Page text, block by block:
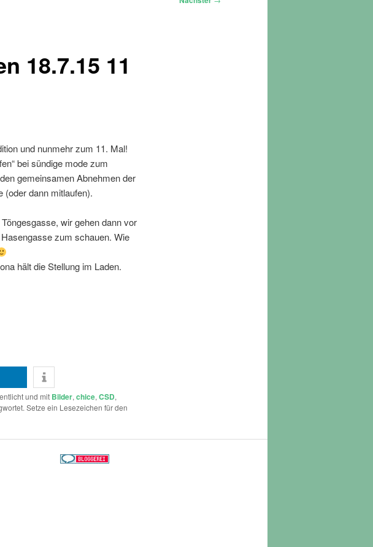
18.7.15 11
und nunmehr zum 11. Mal!
bei sündige mode zum
gemeinsamen Abnehmen der
(oder dann mitlaufen).
wir gehen dann vor
zum schauen. Wie
hält die Stellung im Laden.
und mit Bilder, chice, CSD,
Setze ein Lesezeichen für den